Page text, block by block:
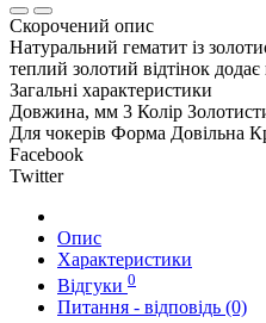
Скорочений опис
Натуральний гематит із
теплий золотий відтінок
Загальні характеристики
Довжина, мм 3 Колір
Для чокерів Форма Довільна
Facebook
Twitter
Опис
Характеристики
Відгуки 0
Питання - відповідь (0)